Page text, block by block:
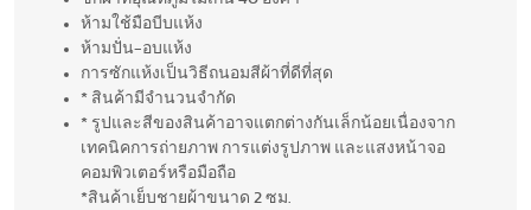
ห้ามใช้มือบีบแห้ง
ห้ามปั่น-อบแห้ง
การซักแห้งเป็นวิธีถนอมสีผ้าที่ดีที่สุด
* สินค้ามีจำนวนจำกัด
* รูปและสีของสินค้าอาจแตกต่างกันเล็กน้อยเนื่องจาก
เทคนิคการถ่ายภาพ การแต่งรูปภาพ และแสงหน้าจอ
คอมพิวเตอร์หรือมือถือ
*สินค้าเย็บชายผ้าขนาด 2 ซม.